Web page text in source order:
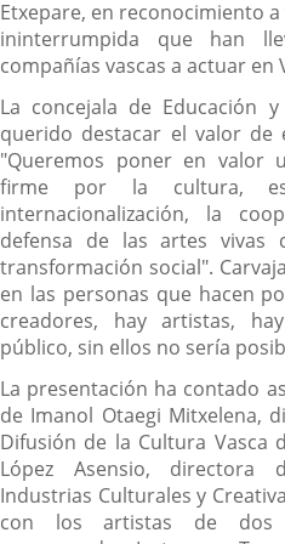
Etxepare, en reconocimiento
ininterrumpida que han
compañías vascas a actuar en
La concejala de Educación
querido destacar el valor de
"Queremos poner en valor
firme por la cultura,
internacionalización, la
defensa de las artes vivas
transformación social".
en las personas que hacen
creadores, hay artistas,
público, sin ellos no sería
La presentación ha contado
de Imanol Otaegi Mitxelena,
Difusión de la Cultura Vasca
López Asensio, directora
Industrias Culturales y
con los artistas de dos